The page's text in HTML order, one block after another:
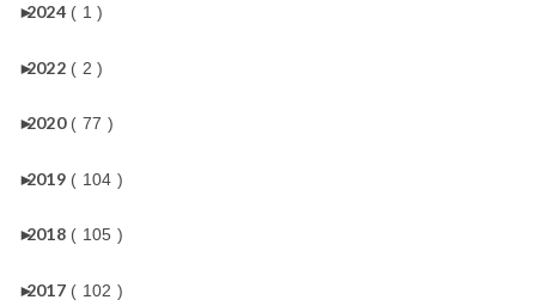
►
2024 ( 1 )
►
2022 ( 2 )
►
2020 ( 77 )
►
2019 ( 104 )
►
2018 ( 105 )
►
2017 ( 102 )